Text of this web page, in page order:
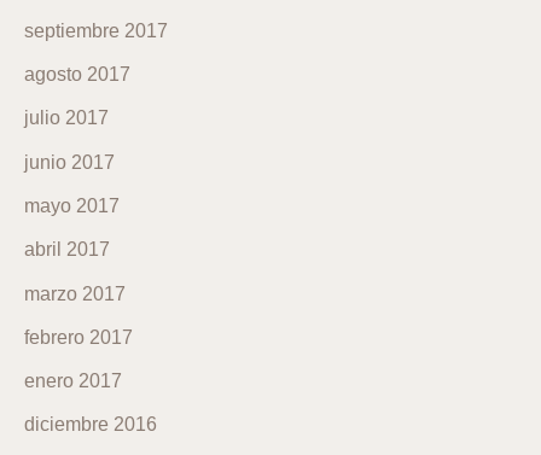
septiembre 2017
agosto 2017
julio 2017
junio 2017
mayo 2017
abril 2017
marzo 2017
febrero 2017
enero 2017
diciembre 2016